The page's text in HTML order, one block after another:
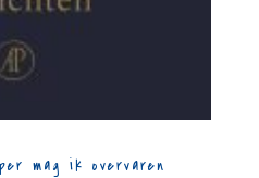
mag ik overvaren